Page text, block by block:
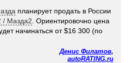
планирует продать в России
/ Мазда2 . Ориентировочно цена
начинаться от $16 300 (по
Денис Филатов,
autoRATING.ru